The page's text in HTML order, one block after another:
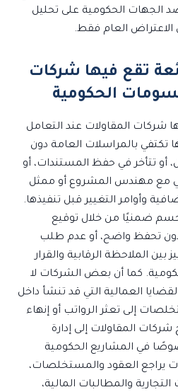
الجهات الحكومية على تحليل
الاعتراض العام فقط.
تقع فيها شركات
الحكومية
شركات المقاولات عند التعامل
تكتفي بالمراسلات العامة دون
أو تتأخر في حفظ المستندات، أو
مع مهندس المشروع أو ممثل
وأوامر التغيير قبل تنفيذها.
ضمنيًا من خلال توقيع
تحفظ واضح، أو عدم طلب
الملاحظة الرقابية والقرار
كما أن بعض الشركات لا
العمالية التي قد تنشأ داخل
إلى تعثر الرواتب أو إنهاء
المقاولات إلى إدارة
في المشاريع الحكومية
يراجع العقود والمستخلصات،
والمطالبات المالية،